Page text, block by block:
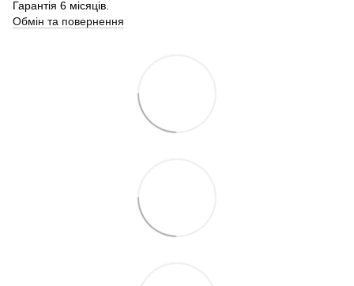
Гарантія 6 місяців.
Обмін та повернення